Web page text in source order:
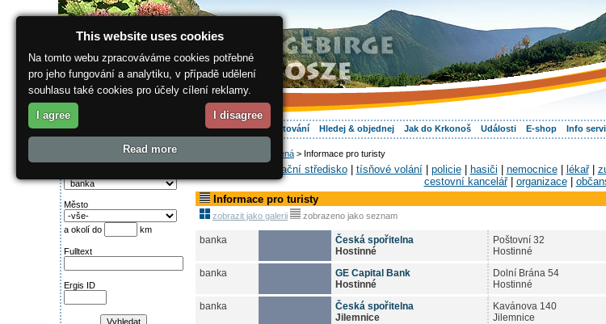
O regionu Vaše dovolená Ubytování Hledej & objednej Jak do Krkonoš Události E-shop Info
Najděte si:
Město
a okolí do km
Fulltext
Ergis ID
Vaše dovolená > Informace pro turisty
informační středisko| tísňové volání| policie| hasiči | nemocnice| lékař|
cestovní kancelář| organizace|
Informace pro turisty
zobrazit jako galerii zobrazeno jako seznam
banka
Česká spořitelna
Hostinné
Poštovní 32
Hostinné
banka
GE Capital Bank
Hostinné
Dolní Brána 54
Hostinné
banka
Česká spořitelna
Jilemnice
Kavánova 140
Jilemnice
This website uses cookies
Na tomto webu zpracováváme cookies potřebné
pro jeho fungování a analytiku, v případě udělení
souhlasu také cookies pro účely cílení reklamy.
I agree I disagree
Read more